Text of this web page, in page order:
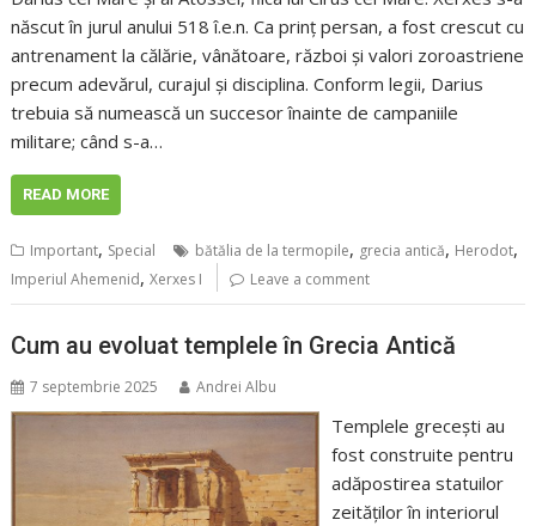
născut în jurul anului 518 î.e.n. Ca prinț persan, a fost crescut cu
antrenament la călărie, vânătoare, război și valori zoroastriene
precum adevărul, curajul și disciplina. Conform legii, Darius
trebuia să numească un succesor înainte de campaniile
militare; când s-a…
READ MORE
Important, Special bătălia de la termopile, grecia antică, Herodot,
Imperiul Ahemenid,Xerxes I Leave a comment
Cum au evoluat templele în Grecia Antică
7 septembrie 2025 Andrei Albu
Templele grecești au
fost construite pentru
adăpostirea statuilor
zeităților în interiorul